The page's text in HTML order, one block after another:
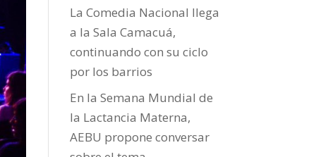
La Comedia Nacional llega
a la Sala Camacuá,
continuando con su ciclo
por los barrios
En la Semana Mundial de
la Lactancia Materna,
AEBU propone conversar